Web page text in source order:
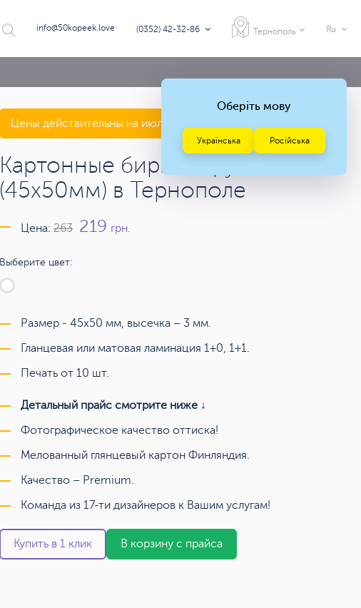
info@50kopeek.love (0352) 42-32-86 Тернополь Ru
Цены действительны на июль — август 2026 года
Картонные бирки скругленные
(45х50мм) в Тернополе
Цена: 263 219 грн.
Выберите цвет:
Размер - 45х50 мм, высечка – 3 мм.
Гланцевая или матовая ламинация 1+0, 1+1.
Печать от 10 шт.
Детальный прайс смотрите ниже ↓
Фотографическое качество оттиска!
Мелованный глянцевый картон Финляндия.
Качество – Premium.
Команда из 17-ти дизайнеров к Вашим услугам!
Купить в 1 клик В корзину с прайса
Оберіть мову
Українська Російська